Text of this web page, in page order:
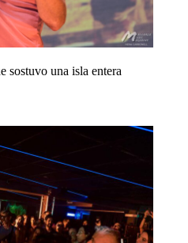
sostuvo una isla entera